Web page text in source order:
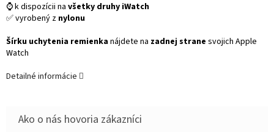
⌚ k dispozícii na všetky druhy iWatch
✅ vyrobený z nylonu
Šírku uchytenia remienkanájdete na zadnej strane svojich Apple
Watch
Detailné informácie